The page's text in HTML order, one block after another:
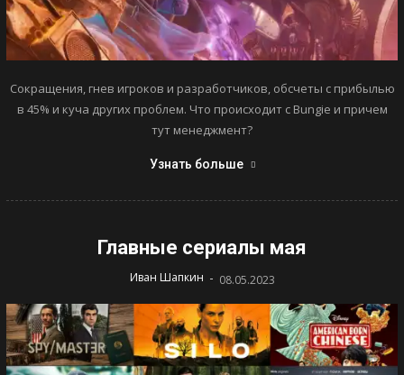
Сокращения, гнев игроков и разработчиков, обсчеты с прибылью
в 45% и куча других проблем. Что происходит с Bungie и причем
тут менеджмент?
Узнать больше
Главные сериалы мая
Иван Шапкин - 08.05.2023